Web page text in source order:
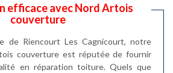
efficace avec Nord Artois
couverture
de Riencourt Les Cagnicourt, notre
couverture est réputée de fournir
en réparation toiture. Quels que